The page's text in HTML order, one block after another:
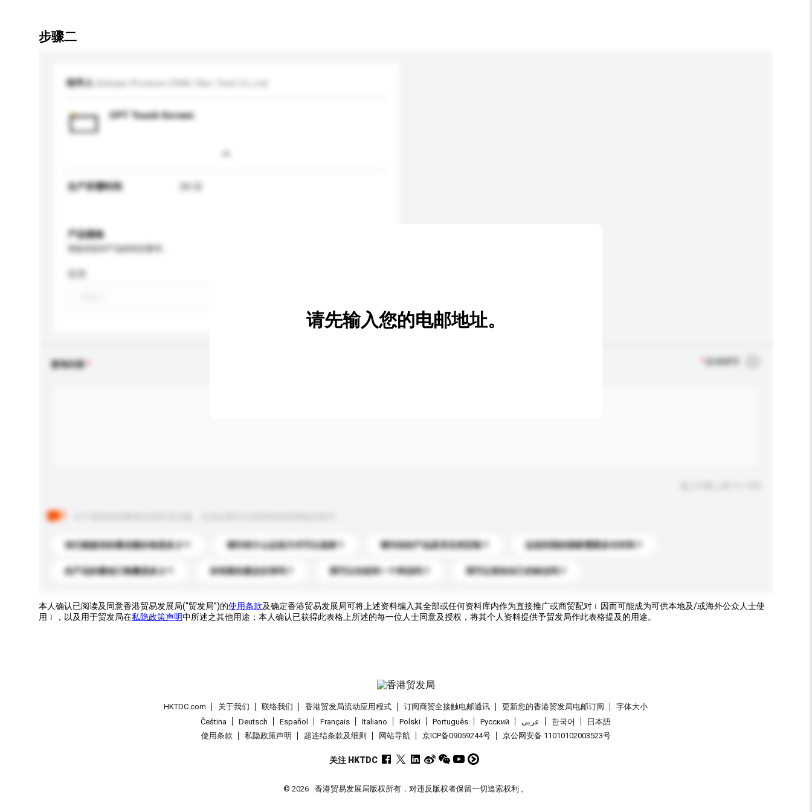
步骤二
收件人 Sichuan Province CRNC Elec-Tech Co.,Ltd.
CPT Touch Screen
生产所需时间
产品规格
查询内容 必须填写
你们能提供的最优惠价格是多少？ 请问有什么运送方式可以选择？ 请问你的产品是否支持定制？ 运送到我的国家需要多长时间？
此产品的最低订购量是多少？ 你有新的產品目录吗？ 我可以先收到一个样品吗？ 我可以添加自己的标志吗？
请先输入您的电邮地址。
本人确认已阅读及同意香港贸易发展局(“贸发局”)的使用条款及确定香港贸易发展局可将上述资料编入其全部或任何资料库内作为直接推广或商贸配对﹝因而可能成为可供本地及/或海外公众人士使
用﹞，以及用于贸发局在私隐政策声明中所述之其他用途；本人确认已获得此表格上所述的每一位人士同意及授权，将其个人资料提供予贸发局作此表格提及的用途。
HKTDC.com 关于我们 联络我们 香港贸发局流动应用程式 订阅商贸全接触电邮通讯 更新您的香港贸发局电邮订阅
字体大小
Čeština
Deutsch Español Français Italiano Polski Português Pусский عربى 한국어
日本語
使用条款
私隐政策声明 超连结条款及细则 网站导航 京ICP备09059244号 京公网安备 11010102003523号
关注 HKTDC
© 2026 香港贸易发展局版权所有，对违反版权者保留一切追索权利 。